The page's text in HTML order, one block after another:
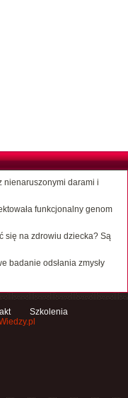
nienaruszonymi darami i
funkcjonalny genom
się na zdrowiu dziecka? Są
badanie odsłania zmysły
Szkolenia